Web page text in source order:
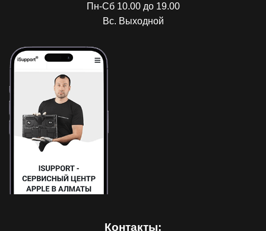
Пн-Сб 10.00 до 19.00
Вс. Выходной
Контакты: